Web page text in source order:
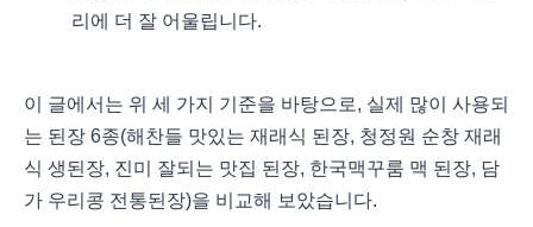
리에 더 잘 어울립니다.
이 글에서는 위 세 가지 기준을 바탕으로, 실제 많이 사용되
는 된장 6종(해찬들 맛있는 재래식 된장, 청정원 순창 재래
식 생된장, 진미 잘되는 맛집 된장, 한국맥꾸룸 맥 된장, 담
가 우리콩 전통된장)을 비교해 보았습니다.